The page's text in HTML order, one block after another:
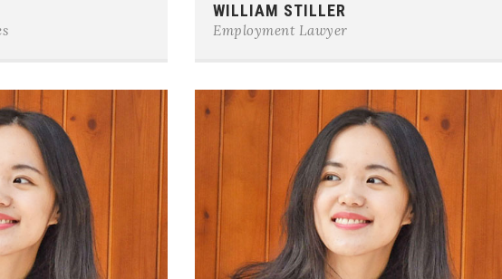
E-mail:team@example.com
WILLIAM STILLER
Employment Lawyer